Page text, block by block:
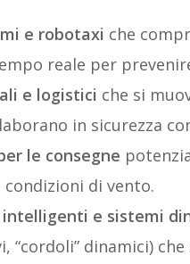
e robotaxi che
reale per
e logistici che si
in sicurezza
le consegne
condizioni di vento.
e sistemi
“cordoli” dinamici)